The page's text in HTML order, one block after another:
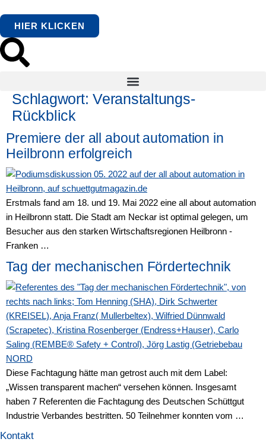
springen
HIER KLICKEN
Schlagwort:Veranstaltungs-
Rückblick
Premiere der all about automation in
Heilbronn erfolgreich
Erstmals fand am 18. und 19. Mai 2022 eine all about automation
in Heilbronn statt. Die Stadt am Neckar ist optimal gelegen, um
Besucher aus den starken Wirtschaftsregionen Heilbronn -
Franken …
Tag der mechanischen Fördertechnik
Diese Fachtagung hätte man getrost auch mit dem Label:
„Wissen transparent machen“ versehen können. Insgesamt
haben 7 Referenten die Fachtagung des Deutschen Schüttgut
Industrie Verbandes bestritten. 50 Teilnehmer konnten vom …
Kontakt